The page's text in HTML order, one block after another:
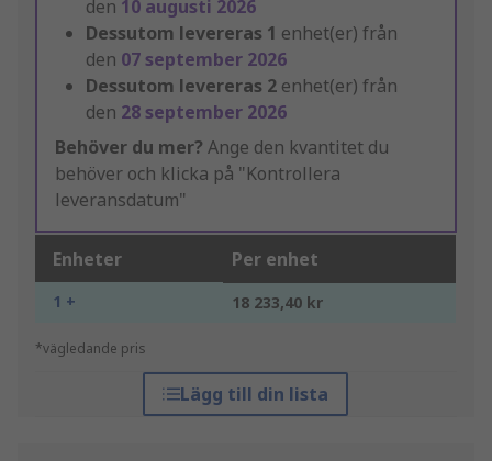
den 10 augusti 2026
Dessutom levereras 1 enhet(er) från
den 07 september 2026
Dessutom levereras 2 enhet(er) från
den 28 september 2026
Behöver du mer? Ange den kvantitet du
behöver och klicka på "Kontrollera
leveransdatum"
Enheter Per enhet
1 + 18 233,40 kr
*vägledande pris
Lägg till din lista